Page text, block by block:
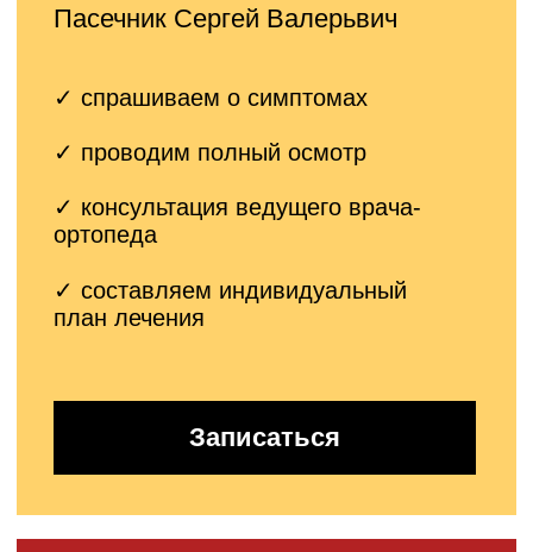
высшей категории, КМН, ДМН
индивидуальный
план лечения
Записаться
что это такое?